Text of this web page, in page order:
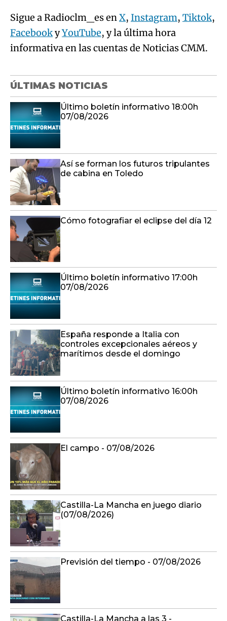
Sigue a Radioclm_es enX, Instagram, Tiktok,
FacebookyYouTube, y la última hora
informativa en las cuentas de Noticias CMM.
ÚLTIMAS NOTICIAS
Último boletín informativo 18:00h
07/08/2026
Así se forman los futuros tripulantes
de cabina en Toledo
Cómo fotografiar el eclipse del día 12
Último boletín informativo 17:00h
07/08/2026
España responde a Italia con
controles excepcionales aéreos y
marítimos desde el domingo
Último boletín informativo 16:00h
07/08/2026
El campo - 07/08/2026
Castilla-La Mancha en juego diario
(07/08/2026)
Previsión del tiempo - 07/08/2026
Castilla-La Mancha a las 3 -